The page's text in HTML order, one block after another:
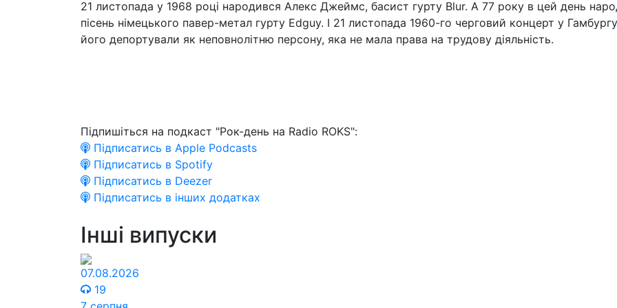
21 листопада у 1968 році народився Алекс Джеймс, басист гурту Blur. А 77 року в цей день
пісень німецького павер-метал гурту Edguy. І 21 листопада 1960-го черговий концерт у
його депортували як неповнолітню персону, яка не мала права на трудову діяльність.
Підпишіться на подкаст "Рок-день на Radio ROKS":
Підписатись в Apple Podcasts
Підписатись в Spotify
Підписатись в Deezer
Підписатись в інших додатках
Інші випуски
07.08.2026
19